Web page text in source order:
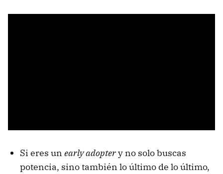
Si eres un early adoptery no solo buscas
potencia, sino también lo último de lo último,